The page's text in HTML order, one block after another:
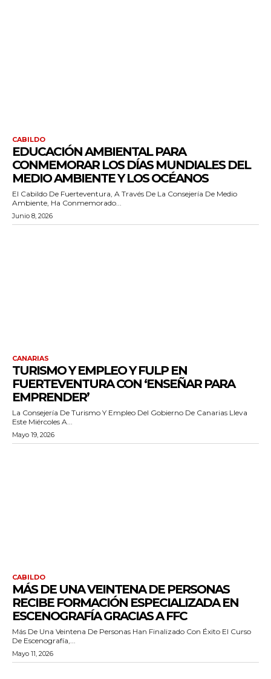
CABILDO
EDUCACIÓN AMBIENTAL PARA
CONMEMORAR LOS DÍAS MUNDIALES DEL
MEDIO AMBIENTE Y LOS OCÉANOS
El Cabildo De Fuerteventura, A Través De La Consejería De Medio
Ambiente, Ha Conmemorado...
Junio 8, 2026
CANARIAS
TURISMO Y EMPLEO Y FULP EN
FUERTEVENTURA CON ‘ENSEÑAR PARA
EMPRENDER’
La Consejería De Turismo Y Empleo Del Gobierno De Canarias Lleva
Este Miércoles A...
Mayo 19, 2026
CABILDO
MÁS DE UNA VEINTENA DE PERSONAS
RECIBE FORMACIÓN ESPECIALIZADA EN
ESCENOGRAFÍA GRACIAS A FFC
Más De Una Veintena De Personas Han Finalizado Con Éxito El Curso
De Escenografía,...
Mayo 11, 2026